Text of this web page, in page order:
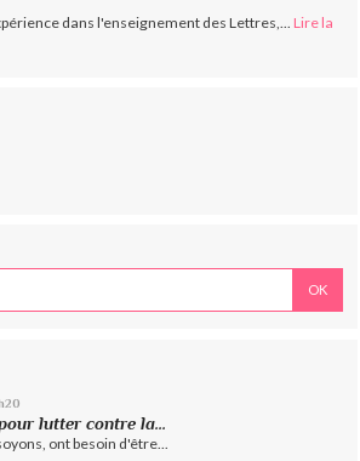
dans l'enseignement des Lettres,... Lire la
lutter contre la...
ont besoin d'être...